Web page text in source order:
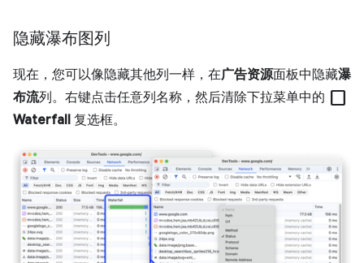
隐藏瀑布图列
现在，您可以像隐藏其他列一样，在广告资源面板中隐藏瀑
布流列。右键点击任意列名称，然后清除下拉菜单中的 check_box_outline_blank
Waterfall 复选框。